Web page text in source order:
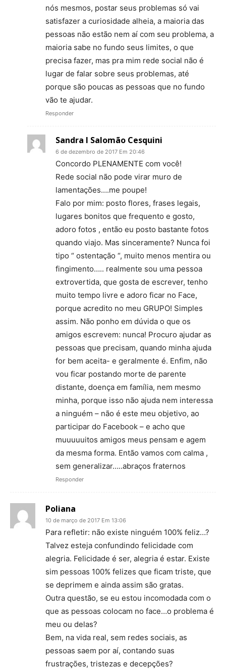
nós mesmos, postar seus problemas só vai
satisfazer a curiosidade alheia, a maioria das
pessoas não estão nem aí com seu problema, a
maioria sabe no fundo seus limites, o que
precisa fazer, mas pra mim rede social não é
lugar de falar sobre seus problemas, até
porque são poucas as pessoas que no fundo
vão te ajudar.
Responder
Sandra l Salomão Cesquini
6 de dezembro de 2017 Em 20:46
Concordo PLENAMENTE com você!
Rede social não pode virar muro de
lamentações….me poupe!
Falo por mim: posto flores, frases legais,
lugares bonitos que frequento e gosto,
adoro fotos , então eu posto bastante fotos
quando viajo. Mas sinceramente? Nunca foi
tipo “ ostentação “, muito menos mentira ou
fingimento….. realmente sou uma pessoa
extrovertida, que gosta de escrever, tenho
muito tempo livre e adoro ficar no Face,
porque acredito no meu GRUPO! Simples
assim. Não ponho em dúvida o que os
amigos escrevem: nunca! Procuro ajudar as
pessoas que precisam, quando minha ajuda
for bem aceita- e geralmente é. Enfim, não
vou ficar postando morte de parente
distante, doença em família, nem mesmo
minha, porque isso não ajuda nem interessa
a ninguém – não é este meu objetivo, ao
participar do Facebook – e acho que
muuuuuitos amigos meus pensam e agem
da mesma forma. Então vamos com calma ,
sem generalizar…..abraços fraternos
Responder
Poliana
10 de março de 2017 Em 13:06
Para refletir: não existe ninguém 100% feliz…?
Talvez esteja confundindo felicidade com
alegria. Felicidade é ser, alegria é estar. Existe
sim pessoas 100% felizes que ficam triste, que
se deprimem e ainda assim são gratas.
Outra questão, se eu estou incomodada com o
que as pessoas colocam no face…o problema é
meu ou delas?
Bem, na vida real, sem redes sociais, as
pessoas saem por aí, contando suas
frustrações, tristezas e decepções?